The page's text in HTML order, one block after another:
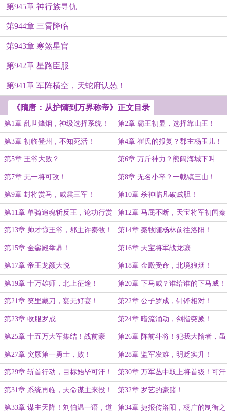
第945章 神行族寻仇
第944章 三霄降临
第943章 寒煞星官
第942章 星路臣服
第941章 军阵横空，天蛇府认怂！
《隋唐：从护隋到万界称帝》正文目录
第1章 乱世烽烟，神级选择系统！ 第2章 霸王初显，选择靠山王！
第3章 初临登州，不知死活！ 第4章 崔氏的报复？郡主杨玉儿！
第5章 王爷大败？ 第6章 万斤神力？熊阔海城下叫
阵！
第7章 无一将可敌！ 第8章 无名小卒？一戟镇三山！
第9章 封将赏马，威震三军！ 第10章 杀神临凡破贼胆！
第11章 单骑追魂斩反王，论功行赏
请赐宅！
第12章 马屁不断，天宝将军初闻秦
牧！
第13章 帅才惊王爷，郡主许秦牧！ 第14章 秦牧随杨林前往洛阳！
第15章 金銮殿举鼎！ 第16章 天宝将军战龙骧
第17章 帝王龙颜大悦 第18章 金殿受命，北境狼烟！
第19章 十万雄师，北上征途！ 第20章 下马威？谁给谁的下马威！
第21章 笑里藏刀，宴无好宴！ 第22章 公子罗成，针锋相对！
第23章 收服罗成 第24章 暗流涌动，剑指突厥！
第25章 十五万大军集结！战前豪
言，不死不休！
第26章 阵前斗将！犯我大隋者，虽
远必诛！
第27章 突厥第一勇士，败！ 第28章 监军发难，明贬实升！
第29章 斩首行动，目标始毕可汗！ 第30章 万军丛中取上将首级！可汗
授首
第31章 系统再临，天命谋主来投！ 第32章 罗艺的豪赌！
第33章 谋主天降！刘伯温一语，道 第34章 捷报传洛阳，杨广的制衡之